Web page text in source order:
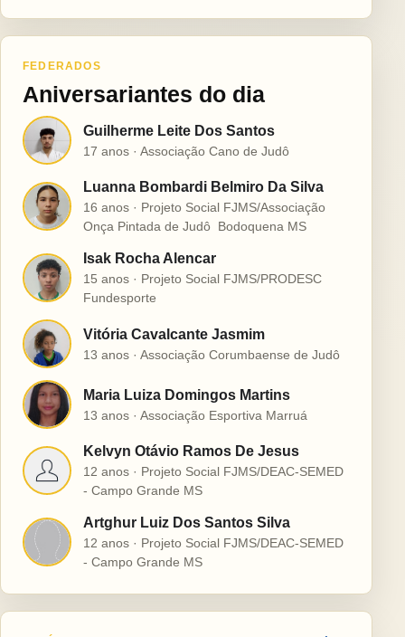
FEDERADOS
Aniversariantes do dia
G Guilherme Leite Dos Santos
17 anos · Associação Cano de Judô
L
Luanna Bombardi Belmiro Da Silva
16 anos · Projeto Social FJMS/Associação
Onça Pintada de Judô  Bodoquena MS
I
Isak Rocha Alencar
15 anos · Projeto Social FJMS/PRODESC
Fundesporte
V Vitória Cavalcante Jasmim
13 anos · Associação Corumbaense de Judô
M Maria Luiza Domingos Martins
13 anos · Associação Esportiva Marruá
K
Kelvyn Otávio Ramos De Jesus
12 anos · Projeto Social FJMS/DEAC-SEMED
- Campo Grande MS
Artghur Luiz Dos Santos Silva
12 anos · Projeto Social FJMS/DEAC-SEMED
- Campo Grande MS